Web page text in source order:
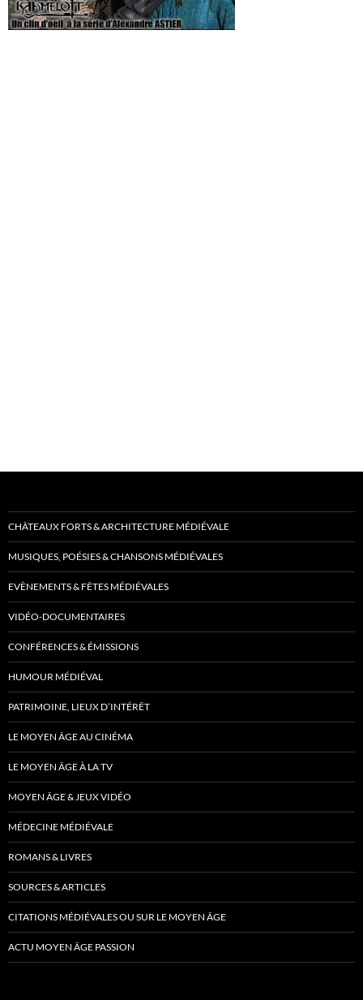
CHÂTEAUX FORTS & ARCHITECTURE MÉDIÉVALE
MUSIQUES, POÉSIES & CHANSONS MÉDIÉVALES
EVÈNEMENTS & FÊTES MÉDIÉVALES
VIDÉO-DOCUMENTAIRES
CONFÉRENCES & ÉMISSIONS
HUMOUR MÉDIÉVAL
PATRIMOINE, LIEUX D’INTÉRÊT
LE MOYEN ÂGE AU CINÉMA
LE MOYEN ÂGE À LA TV
MOYEN ÂGE & JEUX VIDÉO
MÉDECINE MÉDIÉVALE
ROMANS & LIVRES
SOURCES & ARTICLES
CITATIONS MÉDIÉVALES OU SUR LE MOYEN ÂGE
ACTU MOYEN ÂGE PASSION